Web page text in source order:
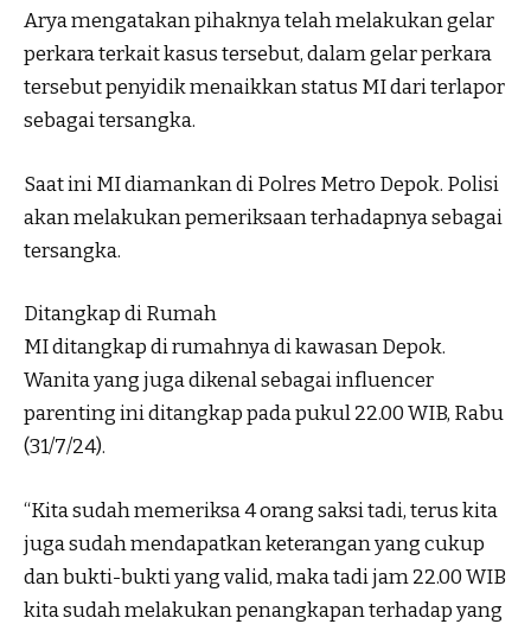
Arya mengatakan pihaknya telah melakukan gelar
perkara terkait kasus tersebut, dalam gelar perkara
tersebut penyidik menaikkan status MI dari terlapor
sebagai tersangka.
Saat ini MI diamankan di Polres Metro Depok. Polisi
akan melakukan pemeriksaan terhadapnya sebagai
tersangka.
Ditangkap di Rumah
MI ditangkap di rumahnya di kawasan Depok.
Wanita yang juga dikenal sebagai influencer
parenting ini ditangkap pada pukul 22.00 WIB, Rabu
(31/7/24).
“Kita sudah memeriksa 4 orang saksi tadi, terus kita
juga sudah mendapatkan keterangan yang cukup
dan bukti-bukti yang valid, maka tadi jam 22.00 WIB
kita sudah melakukan penangkapan terhadap yang